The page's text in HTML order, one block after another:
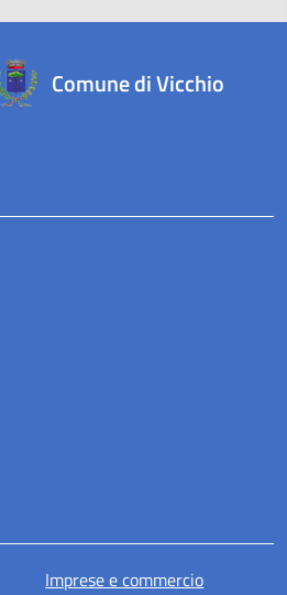
Comune di Vicchio
Imprese e commercio